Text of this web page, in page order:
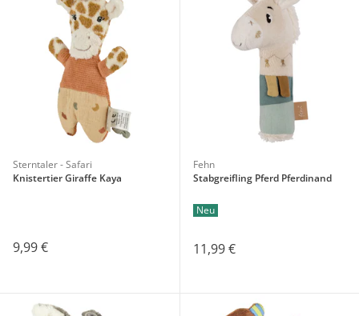
Sterntaler - Safari
Knistertier Giraffe Kaya
9,99 €
Fehn
Stabgreifling Pferd Pferdinand
Neu
11,99 €